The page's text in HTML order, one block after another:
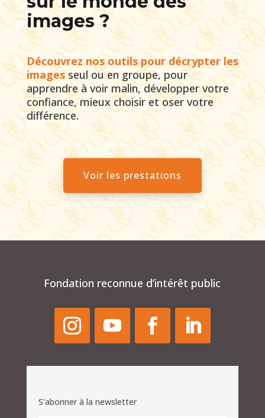
images ?
Découvrez nos outils pour décrypter les
imagesseul ou en groupe, pour
apprendre à voir malin, développer votre
confiance, mieux choisir et oser votre
différence.
Voir les prestations
Fondation reconnue d’intérêt public
S'abonner à la newsletter